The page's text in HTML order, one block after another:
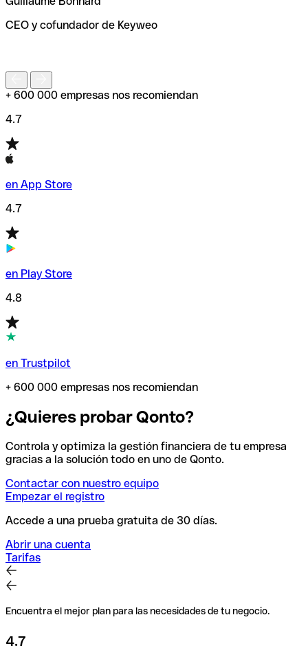
de enviar tu transferencia.
CEO y cofundador de Keyweo
+ 600 000 empresas nos recomiendan
4.7
en App Store
4.7
en Play Store
4.8
en Trustpilot
+ 600 000 empresas nos recomiendan
¿Quieres probar Qonto?
Controla y optimiza la gestión financiera de tu empresa
gracias a la solución todo en uno de Qonto.
Contactar con nuestro equipo
Empezar el registro
Accede a una prueba gratuita de 30 días.
Abrir una cuenta
Tarifas
Encuentra el mejor plan para las necesidades de tu negocio.
4.7